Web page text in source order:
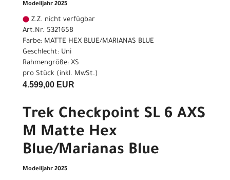
Modelljahr 2025
Z.Z. nicht verfügbar
Art.Nr. 5321658
Farbe: MATTE HEX BLUE/MARIANAS BLUE
Geschlecht: Uni
Rahmengröße: XS
pro Stück (inkl. MwSt.)
4.599,00 EUR
Trek Checkpoint SL 6 AXS
M Matte Hex
Blue/Marianas Blue
Modelljahr 2025